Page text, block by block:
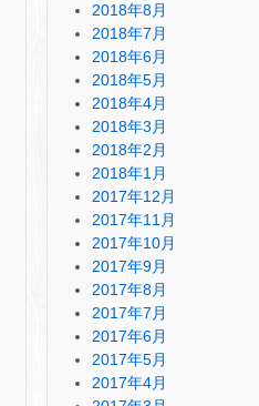
2018年8月
2018年7月
2018年6月
2018年5月
2018年4月
2018年3月
2018年2月
2018年1月
2017年12月
2017年11月
2017年10月
2017年9月
2017年8月
2017年7月
2017年6月
2017年5月
2017年4月